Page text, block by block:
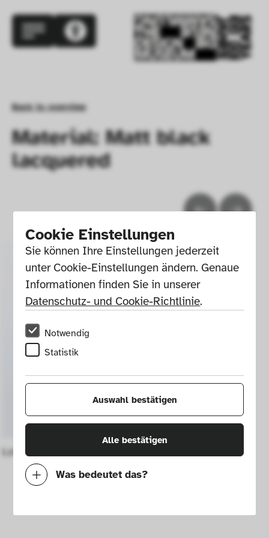
Cookie Einstellungen
Sie können Ihre Einstellungen jederzeit
unter Cookie-Einstellungen ändern. Genaue
Informationen finden Sie in unserer
Datenschutz- und Cookie-Richtlinie.
Notwendig
Statistik
Auswahl bestätigen
Alle bestätigen
Was bedeutet das?
Mit diesen Cookies können wir durch
Back to overview
Material: Matt black
lacquered
Leica M4-P 35mm camera